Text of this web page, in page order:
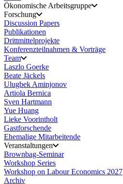
Ökonomische Arbeitsgruppe
Forschung
Discussion Papers
Publikationen
Drittmittelprojekte
Konferenzteilnahmen & Vorträge
Team
Laszlo Goerke
Beate Jäckels
Ulugbek Aminjonov
Artiola Bernica
Sven Hartmann
Yue Huang
Lieke Voorintholt
Gastforschende
Ehemalige Mitarbeitende
Veranstaltungen
Brownbag-Seminar
Workshop Series
Workshop on Labour Economics 2027
Archiv